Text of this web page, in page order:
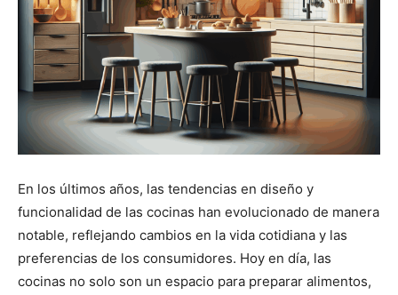
En los últimos años, las tendencias en diseño y
funcionalidad de las cocinas han evolucionado de manera
notable, reflejando cambios en la vida cotidiana y las
preferencias de los consumidores. Hoy en día, las
cocinas no solo son un espacio para preparar alimentos,